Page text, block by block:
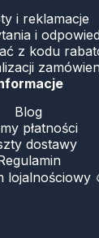
i reklamacje
i
z kodu
Blog
płatności
dostawy
lojalnościowy